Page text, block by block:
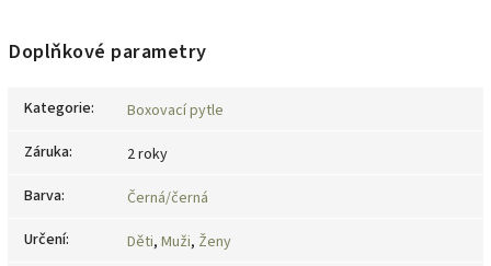
Doplňkové parametry
Kategorie:
Boxovací pytle
Záruka:
2 roky
Barva:
Černá/černá
Určení: Děti, Muži, Ženy